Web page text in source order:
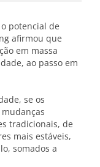
potencial de
afirmou que
em massa
ao passo em
se os
tradicionais, de
mais estáveis,
somados a